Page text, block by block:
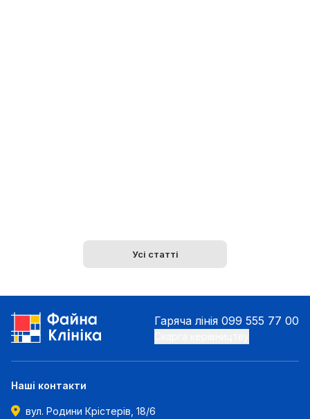
Усі статті
Гаряча лінія 099 555 77 00
Наші контакти
вул. Родини Крістерів, 18/6